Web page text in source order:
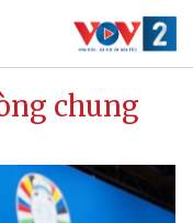
chung